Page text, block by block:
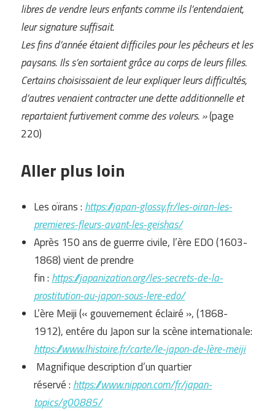
libres de vendre leurs enfantscomme ilsl’entendaient,
leur signature suffisait.
Les finsd’année étaient difficilespour les pêcheurs et les
paysans. Ilss’en sortaient grâce au corps de leurs filles.
Certains choisissaient de leur expliquer leursdifficultés,
d’autres venaient contracterune dette additionnelleet
repartaientfurtivement comme des voleurs. »(page
220)
Aller plus loin
Les oïrans : https://japan-glossy.fr/les-oiran-les-
premieres-fleurs-avant-les-geishas/
Après 150 ans de guerrre civile, l’ère EDO (1603-
1868) vient de prendre
fin : https://japanization.org/les-secrets-de-la-
prostitution-au-japon-sous-lere-edo/
L’ère Meiji (« gouvernement éclairé », (1868-
1912), entére du Japon sur la scène internationale:
https://www.lhistoire.fr/carte/le-japon-de-lère-meiji
Magnifique description d’un quartier
réservé : https://www.nippon.com/fr/japan-
topics/g00885/